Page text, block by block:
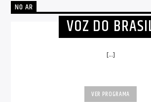
NO AR
VOZ DO
[...]
VER PROGRAMA